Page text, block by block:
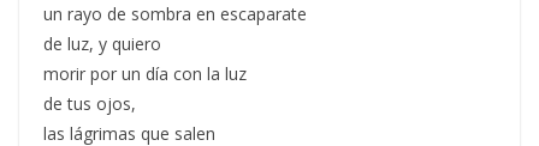
un rayo de sombra en escaparate
de luz, y quiero
morir por un día con la luz
de tus ojos,
las lágrimas que salen